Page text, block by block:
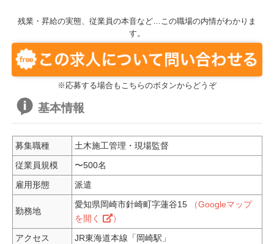
残業・昇給の実態、従業員の本音など…この職場の内情がわかりま
す。
※応募する場合もこちらのボタンからどうぞ
基本情報
募集職種
土木施工管理・現場監督
従業員規模
〜500名
雇用形態
派遣
勤務地
愛知県岡崎市針崎町字蓮谷15
（Googleマップ
を開く
）
アクセス
JR東海道本線「岡崎駅」